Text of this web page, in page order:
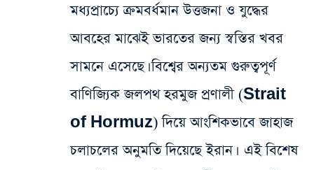
মধ্যপ্রাচ্যে ক্রমবর্ধমান উত্তজনা ও যুদ্ধের
আবহের মাঝেই ভারতের জন্য স্বস্তির খবর
সামনে এসেছে। বিশ্বের অন্যতম গুরুত্বপূর্ণ
বাণিজ্যিক জলপথ হরমুজ প্রণালী (Strait
of Hormuz) দিয়ে আংশিকভাবে জাহাজ
চলাচলের অনুমতি দিয়েছে ইরান। এই বিশেষ